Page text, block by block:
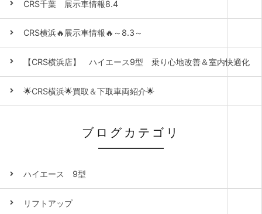
CRS千葉 展示車情報8.4
CRS横浜🔥展示車情報🔥～8.3～
【CRS横浜店】 ハイエース9型 乗り心地改善＆室内快適化
🌟CRS横浜🌟買取＆下取車両紹介🌟
ブログカテゴリ
ハイエース 9型
リフトアップ